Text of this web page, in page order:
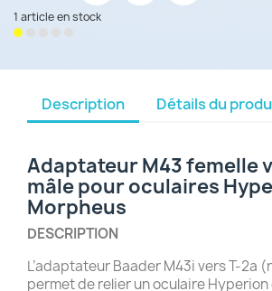
1 article en stock
Description Détails du
Adaptateur M43 femelle
mâle pour oculaires
Morpheus
DESCRIPTION
L’adaptateur Baader M43i vers T-2a
permet de relier un oculaire Hyperion